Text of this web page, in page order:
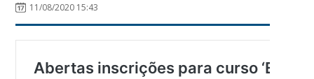
11/08/2020 15:43